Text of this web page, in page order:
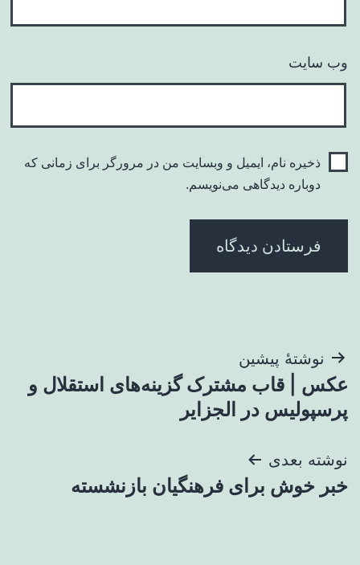
وب‌ سایت
ذخیره نام، ایمیل و وبسایت من در مرورگر برای زمانی که
دوباره دیدگاهی می‌نویسم.
راهبری
نوشته
نوشتهٔ پیشین
عکس | قاب مشترک گزینه‌های استقلال و
پرسپولیس در الجزایر
نوشته بعدی
خبر خوش برای فرهنگیان بازنشسته